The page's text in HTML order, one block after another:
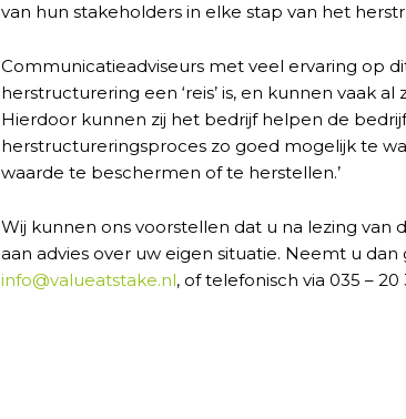
van hun stakeholders in elke stap van het
Communicatieadviseurs met veel ervaring op
herstructurering een ‘reis’ is, en kunnen vaak
Hierdoor kunnen zij het bedrijf helpen de
herstructureringsproces zo goed mogelijk te
waarde te beschermen of te herstellen.’
Wij kunnen ons voorstellen dat u na lezing van
aan advies over uw eigen situatie. Neemt u
info@valueatstake.nl, of telefonisch via 035 – 20